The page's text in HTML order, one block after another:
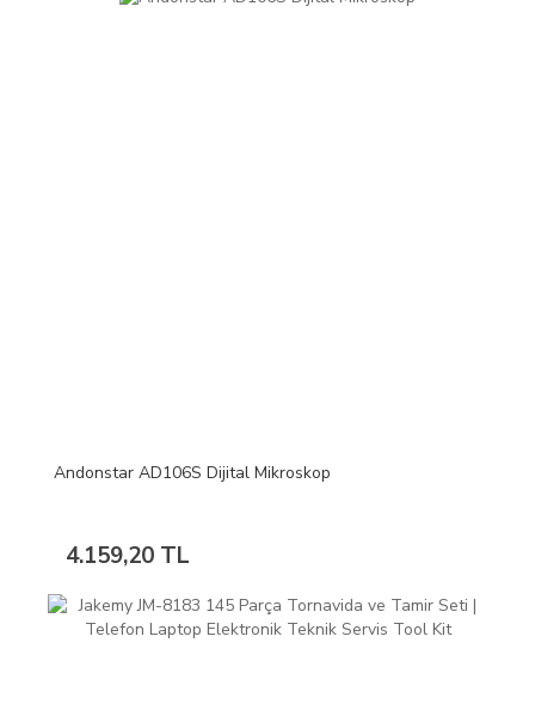
Andonstar AD106S Dijital Mikroskop
4.159,20 TL